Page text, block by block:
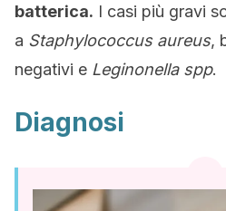
batterica. I casi più gravi
a Staphylococcus aureus,
negativi e Leginonella spp.
Diagnosi